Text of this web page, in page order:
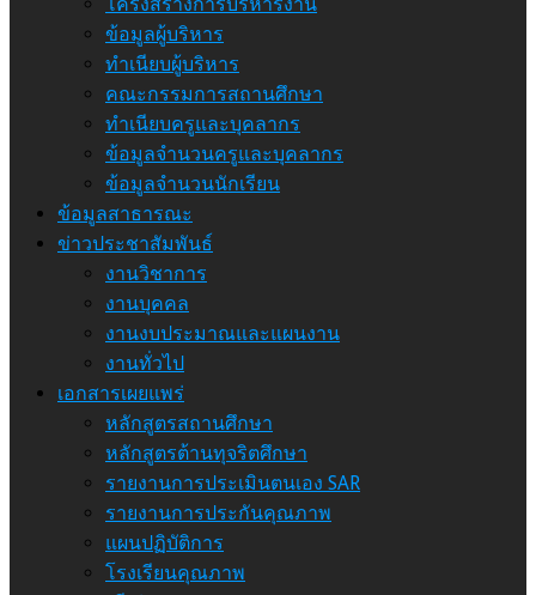
ข้อมูลผู้บริหาร
ทำเนียบผู้บริหาร
คณะกรรมการสถานศึกษา
ทำเนียบครูและบุคลากร
ข้อมูลจำนวนครูและบุคลากร
ข้อมูลจำนวนนักเรียน
ข้อมูลสาธารณะ
ข่าวประชาสัมพันธ์
งานวิชาการ
งานบุคคล
งานงบประมาณและแผนงาน
งานทั่วไป
เอกสารเผยแพร่
หลักสูตรสถานศึกษา
หลักสูตรต้านทุจริตศึกษา
รายงานการประเมินตนเอง SAR
รายงานการประกันคุณภาพ
แผนปฏิบัติการ
โรงเรียนคุณภาพ